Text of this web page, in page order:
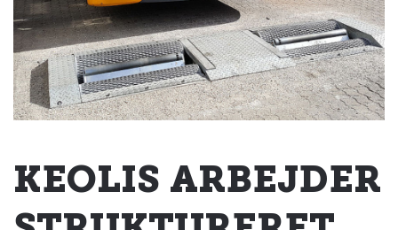
KEOLIS ARBEJDER